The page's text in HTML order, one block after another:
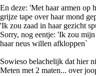
En deze: 'Met haar armen op
grijze tape over haar mond
'Ik zou zaad in haar gezicht
Sorry, nog eentje: 'Ik zou
haar neus willen afkloppen`
Sowieso belachelijk dat hier
Meten met 2 maten... over